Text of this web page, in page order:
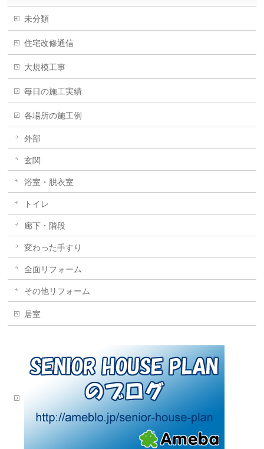
未分類
住宅改修通信
大規模工事
毎日の施工実績
各場所の施工例
外部
玄関
浴室・脱衣室
トイレ
廊下・階段
変わった手すり
全面リフォーム
その他リフォーム
居室